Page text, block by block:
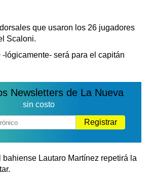
que usaron los 26 jugadores
Scaloni.
-lógicamente- será para el capitán
Newsletters de La Nueva
sin costo
Registrar
bahiense Lautaro Martínez repetirá la